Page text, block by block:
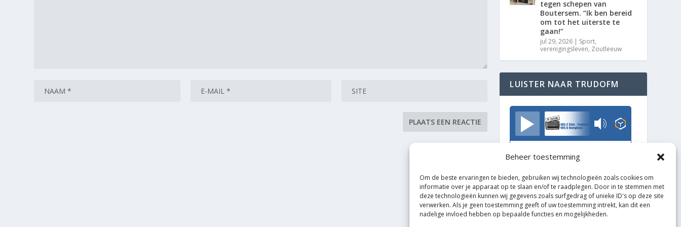
Beheer toestemming
Om de beste ervaringen te bieden, gebruiken wij technologieën zoals cookies om
informatie over je apparaat op te slaan en/of te raadplegen. Door in te stemmen met
deze technologieën kunnen wij gegevens zoals surfgedrag of unieke ID's op deze site
verwerken. Als je geen toestemming geeft of uw toestemming intrekt, kan dit een
nadelige invloed hebben op bepaalde functies en mogelijkheden.
tegen schepen van
Boutersem. “Ik ben bereid
om tot het uiterste te
gaan!”
jul 29, 2026 | Sport,
verenigingsleven, Zoutleeuw
LUISTER NAAR TRUDOFM
TrudoFM